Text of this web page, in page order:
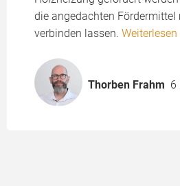
die angedachten Fördermittel
verbinden lassen. Weiterlesen
Thorben Frahm 6